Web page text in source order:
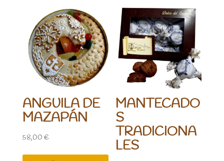
ANGUILA DE
MAZAPÁN
58,00 €
MANTECADO
S
TRADICIONA
LES